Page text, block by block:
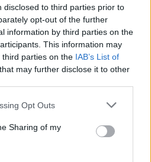
disclosed to third parties prior to
opt-out of the further
information by third parties on the
This information may
parties on the IAB’s List of
that may further disclose it to other
Opt Outs
Sharing of my
Daugiau nuotraukų (4)